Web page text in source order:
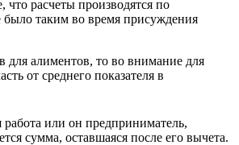
расчеты производятся по
таким во время присуждения
для алиментов, то во внимание для
от среднего показателя в
или он предприниматель,
сумма, оставшаяся после его вычета.